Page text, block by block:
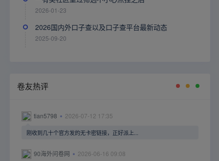
2026-01-23
2026国内外口子查以及口子查平台最新动态
2025-09-20
卷友热评
tian5798 2026-07-12 17:35
刚收到几十个官方发的无卡密链接，正好派上...
90海外问卷网 2026-06-16 09:08